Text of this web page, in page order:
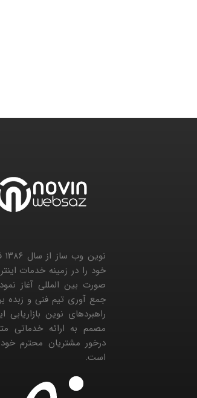
خود را در زمینه خدمات
صورت بین المللی آغاز
جمع آوری تیم فنی و زبده
راهبردهای نوین بازاریابی
مصمم به ارائه خدماتی
درخور مشتریان محترم
است.